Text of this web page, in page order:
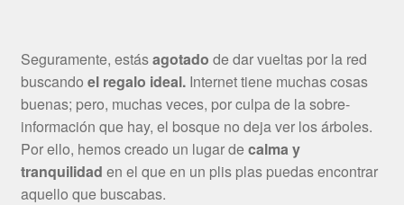
Seguramente, estásagotado de dar vueltas por la red
buscando el regalo ideal.Internet tiene muchas cosas
buenas; pero, muchas veces, por culpa de la sobre-
información que hay, el bosque no deja ver los árboles.
Por ello, hemos creado un lugar decalma y
tranquilidad en el que en un plis plas puedas encontrar
aquello que buscabas.